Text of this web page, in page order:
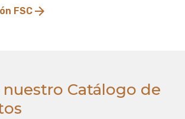
FSC
nuestro Catálogo de